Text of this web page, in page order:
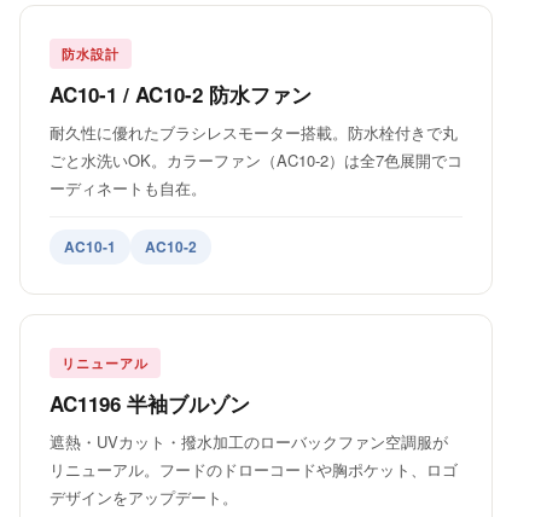
防水設計
AC10-1 / AC10-2 防水ファン
耐久性に優れたブラシレスモーター搭載。防水栓付きで丸
ごと水洗いOK。カラーファン（AC10-2）は全7色展開でコ
ーディネートも自在。
AC10-1 AC10-2
リニューアル
AC1196 半袖ブルゾン
遮熱・UVカット・撥水加工のローバックファン空調服が
リニューアル。フードのドローコードや胸ポケット、ロゴ
デザインをアップデート。